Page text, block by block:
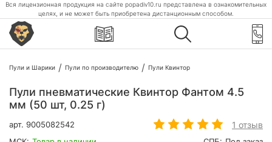
Вся лицензионная продукция на сайте popadiv10.ru представлена в ознакомительных
целях, и не может быть приобретена дистанционным способом.
Пули и Шарики Пули по производителю Пули Квинтор
Пули пневматические Квинтор Фантом 4.5
мм (50 шт, 0.25 г)
арт. 9005082542 1 отзыв